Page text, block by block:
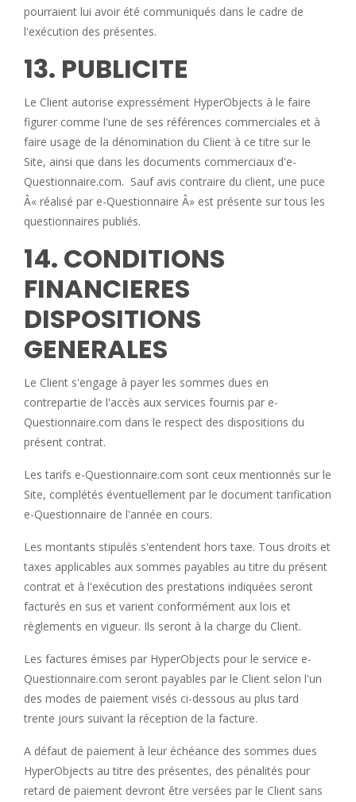
pourraient lui avoir été communiqués dans le cadre de
l'exécution des présentes.
13. PUBLICITE
Le Client autorise expressément HyperObjects à le faire
figurer comme l'une de ses références commerciales et à
faire usage de la dénomination du Client à ce titre sur le
Site, ainsi que dans les documents commerciaux d'e-
Questionnaire.com. Sauf avis contraire du client, une puce
Â« réalisé par e-Questionnaire Â» est présente sur tous les
questionnaires publiés.
14. CONDITIONS
FINANCIERES
DISPOSITIONS
GENERALES
Le Client s'engage à payer les sommes dues en
contrepartie de l'accès aux services fournis par e-
Questionnaire.com dans le respect des dispositions du
présent contrat.
Les tarifs e-Questionnaire.com sont ceux mentionnés sur le
Site, complétés éventuellement par le document tarification
e-Questionnaire de l'année en cours.
Les montants stipulés s'entendent hors taxe. Tous droits et
taxes applicables aux sommes payables au titre du présent
contrat et à l'exécution des prestations indiquées seront
facturés en sus et varient conformément aux lois et
règlements en vigueur. Ils seront à la charge du Client.
Les factures émises par HyperObjects pour le service e-
Questionnaire.com seront payables par le Client selon l'un
des modes de paiement visés ci-dessous au plus tard
trente jours suivant la réception de la facture.
A défaut de paiement à leur échéance des sommes dues
HyperObjects au titre des présentes, des pénalités pour
retard de paiement devront être versées par le Client sans